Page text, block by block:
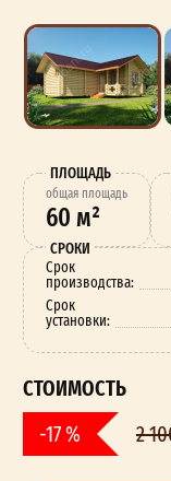
ПЛОЩАДЬ
oбщая площадь
60 м²
СРОКИ
Срок
производства:
Срок
установки:
СТОИМОСТЬ
-17 % 2